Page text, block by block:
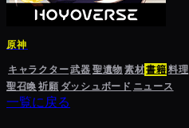
原神
キャラクター武器聖遺物素材書籍料理
聖召喚祈願 ダッシュボード ニュース
一覧に戻る